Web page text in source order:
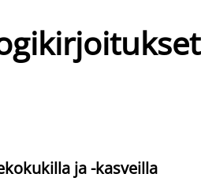
ja -kasveilla